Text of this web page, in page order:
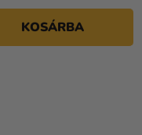
KOSÁRBA